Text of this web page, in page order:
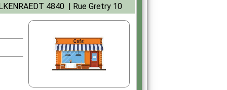
4840 | Rue Gretry 10